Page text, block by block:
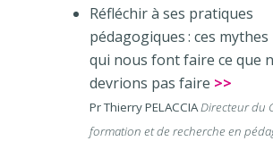
Réfléchir à ses pratiques
pédagogiques : ces mythes
qui nous font faire ce que
devrions pas faire >>
Pr Thierry PELACCIADirecteur du
formation et de recherche en